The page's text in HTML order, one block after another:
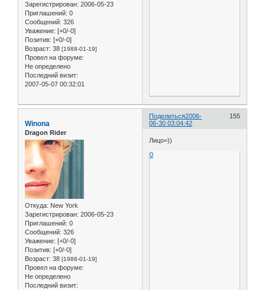
Зарегистрирован: 2006-05-23
Приглашений: 0
Сообщений: 326
Уважение: [+0/-0]
Позитив: [+0/-0]
Возраст: 38 [1988-01-19]
Провел на форуме:
Не определено
Последний визит:
2007-05-07 00:32:01
Поделиться 155
2006-
06-30 03:04:42
Winona
Dragon Rider
Откуда: New York
Зарегистрирован: 2006-05-23
Приглашений: 0
Сообщений: 326
Уважение: [+0/-0]
Позитив: [+0/-0]
Возраст: 38 [1988-01-19]
Провел на форуме:
Не определено
Последний визит:
Лицо=))
0